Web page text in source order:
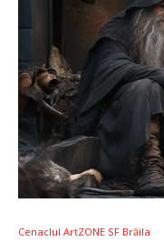
Cenaclul ArtZONE SF Brăila